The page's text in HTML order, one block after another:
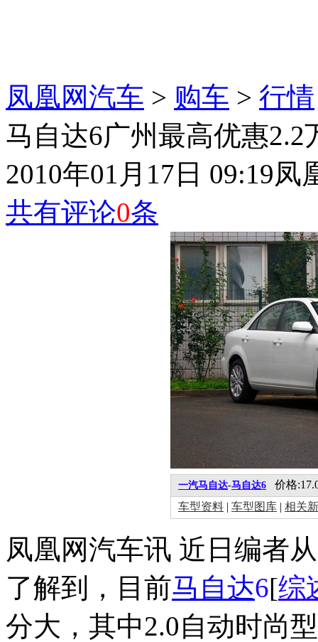
凤凰网汽车 > 购车 > 行情
马自达6广州最高优惠2.2
2010年01月17日 09:19凤
共有评论0条
一汽马自达-马自达6 价格
车型资料 | 车型图库 | 相关
凤凰网汽车讯 近日编者
了解到，目前马自达6[综
分大，其中2.0自动时尚